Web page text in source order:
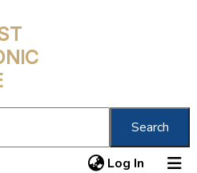
Search
Log In (current)